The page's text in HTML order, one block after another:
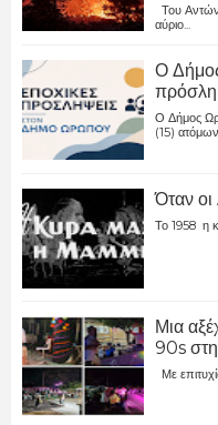
Του
αύριο...
Ο
Ο Δήμος
(15)
Όταν οι
Το 1958 η
Μια
90s στη
Με